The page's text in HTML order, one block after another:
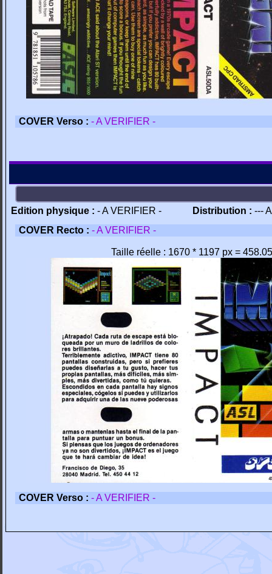
COVER Verso : - A VERIFIER -
Edition physique : - A VERIFIER - Distribution : ---
COVER Recto : - A VERIFIER -
Taille réelle : 1670 * 1197 px =
COVER Verso : - A VERIFIER -